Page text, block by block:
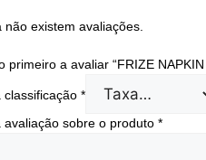
não existem avaliações.
primeiro a avaliar “FRIZE NAPKIN
classificação *
avaliação sobre o produto *